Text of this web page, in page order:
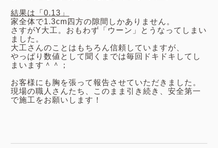
結果は「0.13」
家全体で1.3cm四方の隙間しかありません。
さすがY大工。おもわず「ウーン」とうなってしまい
ました。
大工さんのことはもちろん信頼していますが、
やっぱり数値として聞くまでは毎回ドキドキしてし
まいます＾＾；
お客様にも胸を張って報告させていただきました。
現場の職人さんたち、このまま引き続き、安全第一
で施工をお願いします！